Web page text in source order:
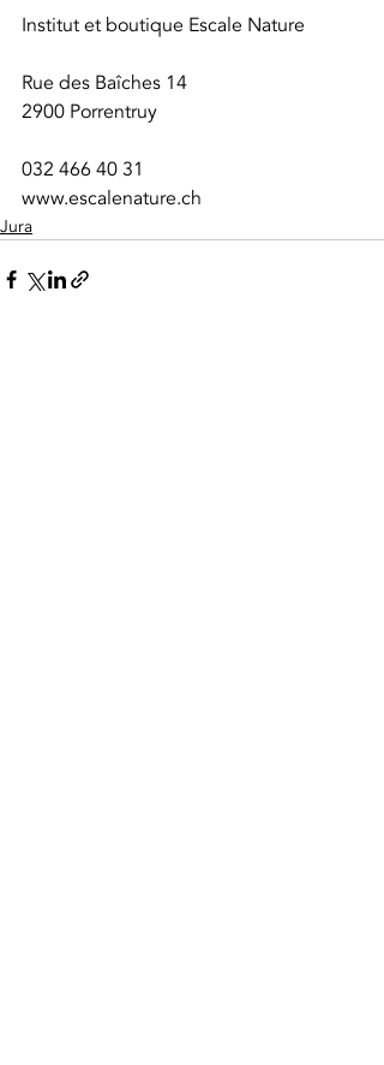
Institut et boutique Escale Nature
Rue des Baîches 14
2900 Porrentruy
032 466 40 31
www.escalenature.ch
Jura